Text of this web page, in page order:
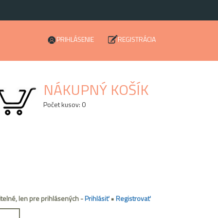
PRIHLÁSENIE REGISTRÁCIA
NÁKUPNÝ KOŠÍK
Počet kusov: 0
len pre prihlásených -Prihlásiť•Registrovať